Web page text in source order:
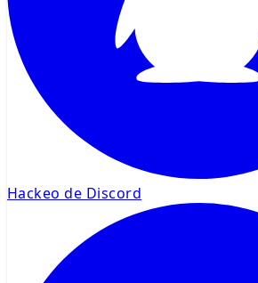
Hackeo de Discord